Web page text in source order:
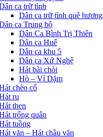
ca trữ tình
Dân ca trữ tình quê hương
ca Trung bộ
Dân Ca Bình Trị Thiên
Dân ca Huế
Dân ca khu 5
Dân ca Xứ Nghệ
Hát bài chòi
Hò – Ví Dặm
chèo cổ
ru
then
trống quân
tuồng
văn – Hát chầu văn